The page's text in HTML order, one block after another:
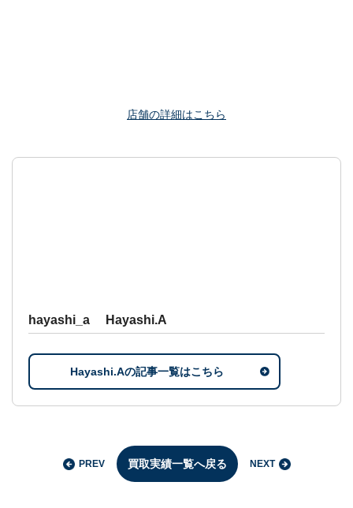
店舗の詳細はこちら
hayashi_a Hayashi.A
Hayashi.Aの記事一覧はこちら
PREV 買取実績一覧へ戻る NEXT